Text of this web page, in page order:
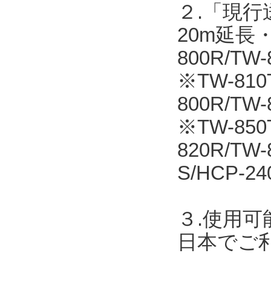
２.「現
20m延長
800R/
※TW-
800R/
※TW-
820R/
S/HCP-
３.使用可
日本でご